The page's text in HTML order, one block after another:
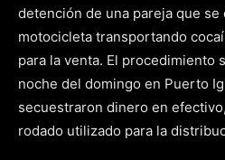
detención de una pareja que se
motocicleta transportando
para la venta. El procedimiento
noche del domingo en Puerto
secuestraron dinero en
rodado utilizado para la